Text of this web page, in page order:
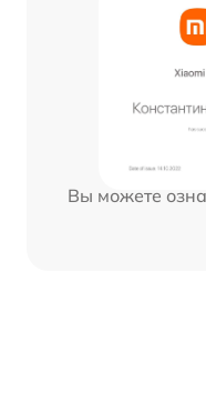
Вы можете